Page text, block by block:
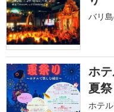
バリ
ホ
夏
ホテ